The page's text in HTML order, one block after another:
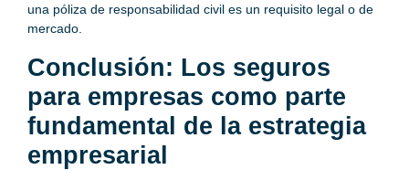
una póliza de responsabilidad civil es un requisito legal o de
mercado.
Conclusión: Los seguros
para empresas como parte
fundamental de la estrategia
empresarial